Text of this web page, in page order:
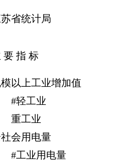
省统计局
要 指 标
以上工业增加值
轻工业
工业
会用电量
工业用电量